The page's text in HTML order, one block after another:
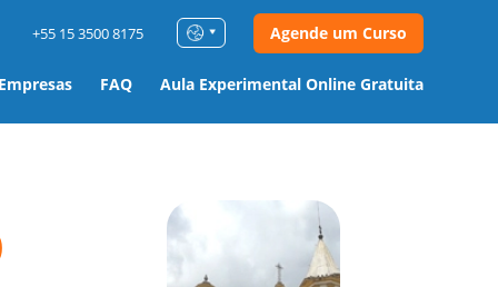
FAQ Aula Experimental Online Gratuita
+55 15 3500 8175 Agende um Curso